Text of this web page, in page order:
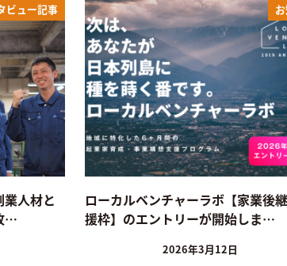
ビュー記事
業人材と
…
ローカルベンチャーラボ【家業後
援枠】のエントリーが開始しま…
2026年3月12日